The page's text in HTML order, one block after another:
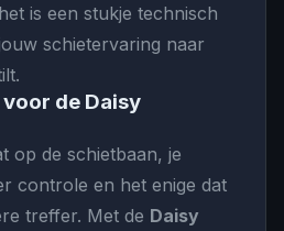
is een stukje technisch
schietervaring naar
de Daisy
op de schietbaan, je
controle en het enige dat
treffer. Met de Daisy